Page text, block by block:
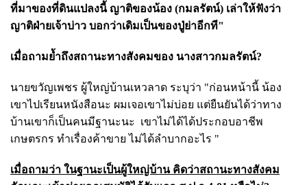
ที่มาของที่ดินแปลงนี้ ญาติของน้อง (กมลรัตน์) เล่าให้ฟังว่า
ญาติฝ่ายเจ้าบ่าว บอกว่าเดิมเป็นของปู่ย่าอีกที"
เมื่อถามย้ำถึงสถานะทางสังคมของ นางสาวกมลรัตน์?
นายขวัญเพชร ผู้ใหญ่บ้านเหวลาด ระบุว่า "ก่อนหน้านี้ น้อง
เขาไปเรียนหนังสือนะ ผมเจอเขาไม่บ่อย แต่ยืนยันได้ว่าทาง
บ้านเขาก็เป็นคนมีฐานะนะ เขาไม่ได้ได้ประกอบอาชีพ
เกษตรกร ทำเรื่องค้าขาย ไม่ได้ลำบากอะไร "
เมื่อถามว่า ในฐานะเป็นผู้ใหญ่บ้าน คิดว่าสถานะทางสังคม